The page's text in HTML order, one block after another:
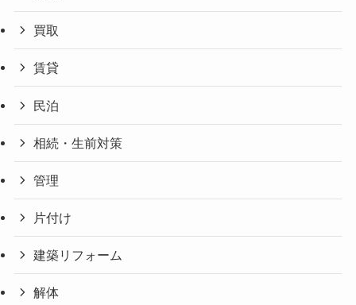
買取
賃貸
民泊
相続・生前対策
管理
片付け
建築リフォーム
解体